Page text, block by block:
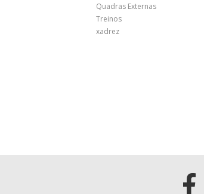
Quadras Externas
Treinos
xadrez